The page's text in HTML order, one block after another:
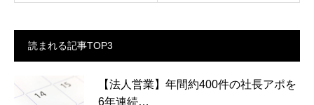
読まれる記事TOP3
【法人営業】年間約400件の社長アポを
6年連続…